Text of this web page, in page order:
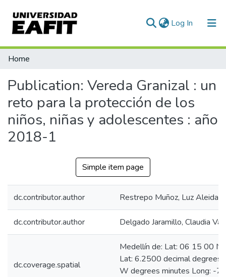
Log In (current)
Communities & Collections
Statistics
Home
Publication: Vereda Granizal : un
reto para la protección de los
niños, niñas y adolescentes : año
2018-1
Simple item page
dc.contributor.author Restrepo Muñoz, Luz Aleida
dc.contributor.author Delgado Jaramillo, Claudia
dc.coverage.spatial
Medellín de: Lat: 06 15 00 N
Lat: 6.2500 decimal
W degrees minutes Long: -